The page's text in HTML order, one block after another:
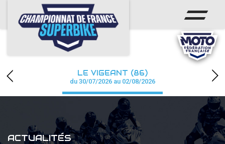
ACCUEIL
CHAMPIONNAT
CALENDRIER
PHOTOS / WEB TV
LE VIGEANT (86)
du 30/07/2026 au 02/08/2026
ACTUALITÉS